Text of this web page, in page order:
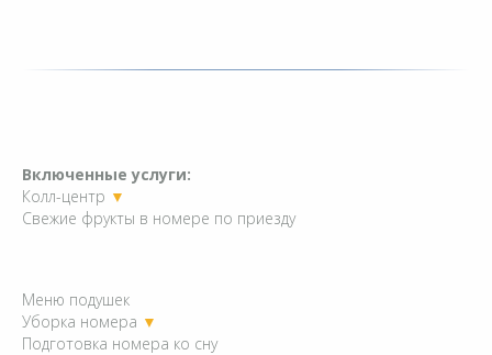
Включенные услуги:
Колл-центр ▼
Свежие фрукты в номере по приезду
Меню подушек
Уборка номера ▼
Подготовка номера ко сну